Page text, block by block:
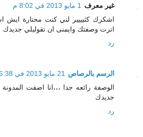
غير معرف 1 مايو 2013 في 8:02 م
اشكرك كثيييير لني كنت محتارة ايش
اترت وصفتك وايمنى ان تقوليلي جديدك
رد
الرسم بالرصاص 21 مايو 2013 في 6:38 م
الوصفة رائعه جدا ،،،انا اضفت
جديدك
رد